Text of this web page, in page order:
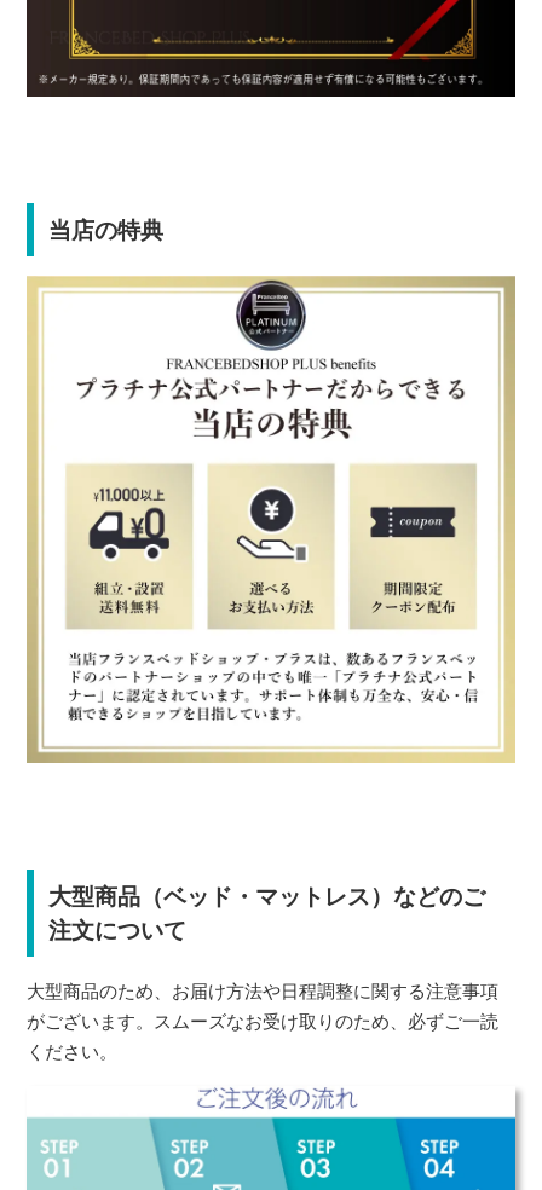
当店の特典
大型商品（ベッド・マットレス）などのご
注文について
大型商品のため、お届け方法や日程調整に関する注意事項
がございます。スムーズなお受け取りのため、必ずご一読
ください。